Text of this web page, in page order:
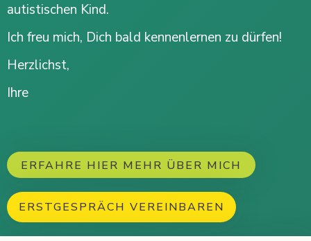
autistischen Kind.
Ich freu mich, Dich bald kennenlernen zu dürfen!
Herzlichst,
Ihre
ERFAHRE HIER MEHR ÜBER MICH
ERSTGESPRÄCH VEREINBAREN